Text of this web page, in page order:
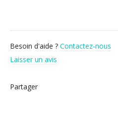
Besoin d'aide ? Contactez-nous
Laisser un avis
Partager